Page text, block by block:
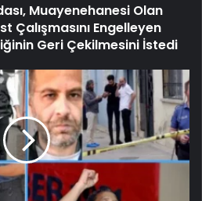
Muayenehanesi Olan
Çalışmasını Engelleyen
Geri Çekilmesini İstedi